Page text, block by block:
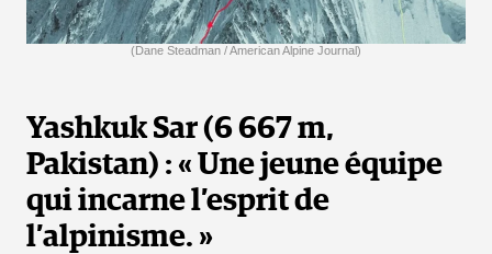
(Dane Steadman / American Alpine Journal)
Yashkuk Sar (6 667 m,
Pakistan) : « Une jeune équipe
qui incarne l’esprit de
l’alpinisme. »